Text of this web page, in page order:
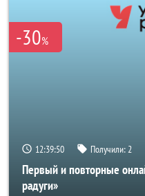
-30%
12:39:48 Получили:2
Первый и повторные
радуги»